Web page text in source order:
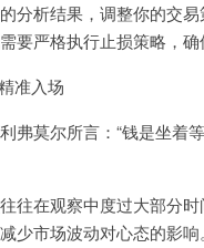
分析结果，调整你的交
要严格执行止损策略，
准入场
弗莫尔所言：“钱是坐着
往在观察中度过大部分
少市场波动对心态的影响。